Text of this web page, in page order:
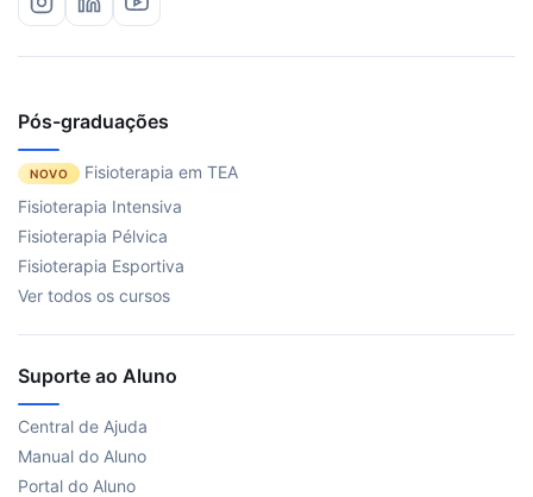
Pós-graduações
NOVO
Fisioterapia em TEA
Fisioterapia Intensiva
Fisioterapia Pélvica
Fisioterapia Esportiva
Ver todos os cursos
Suporte ao Aluno
Central de Ajuda
Manual do Aluno
Portal do Aluno